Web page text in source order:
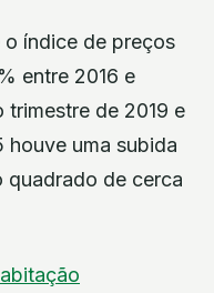
índice de preços
entre 2016 e
trimestre de 2019 e
houve uma subida
quadrado de cerca